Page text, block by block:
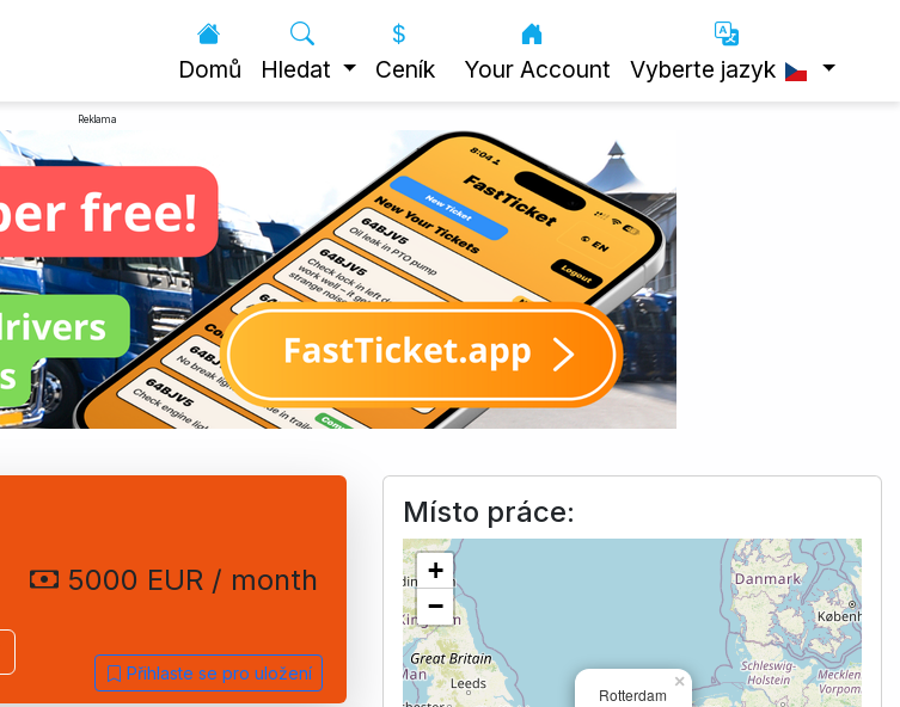
Domů Hledat Ceník Your Account Vyberte jazyk
Reklama
5000 EUR / month
Přihlaste se pro uložení
Místo práce:
Rotterdam
×
+
−